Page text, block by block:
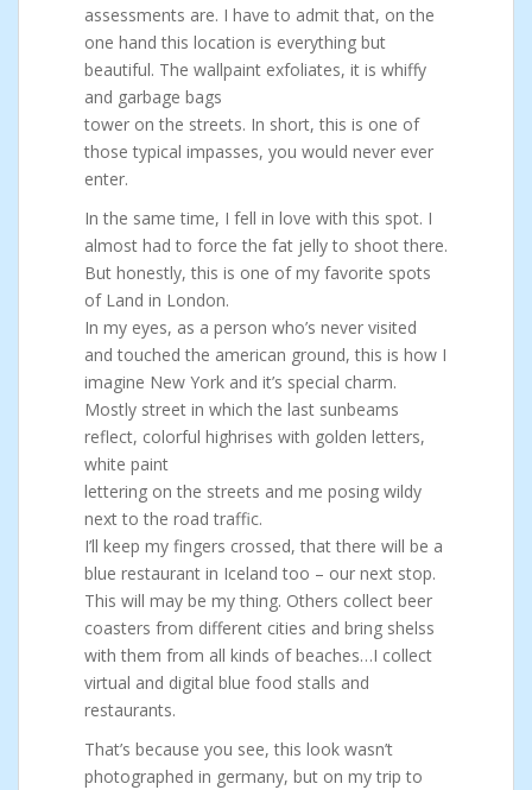
assessments are. I have to admit that, on the
one hand this location is everything but
beautiful. The wallpaint exfoliates, it is whiffy
and garbage bags
tower on the streets. In short, this is one of
those typical impasses, you would never ever
enter.
In the same time, I fell in love with this spot. I
almost had to force the fat jelly to shoot there.
But honestly, this is one of my favorite spots
of Land in London.
In my eyes, as a person who’s never visited
and touched the american ground, this is how I
imagine New York and it’s special charm.
Mostly street in which the last sunbeams
reflect, colorful highrises with golden letters,
white paint
lettering on the streets and me posing wildy
next to the road traffic.
I’ll keep my fingers crossed, that there will be a
blue restaurant in Iceland too – our next stop.
This will may be my thing. Others collect beer
coasters from different cities and bring shelss
with them from all kinds of beaches…I collect
virtual and digital blue food stalls and
restaurants.
That’s because you see, this look wasn’t
photographed in germany, but on my trip to